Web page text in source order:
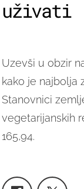
uživati
Uzevši u obzir
kako je najbolja
Stanovnici
vegetarijanskih
165,94.